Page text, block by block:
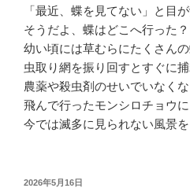
「最近、蝶を見てない」と目が
そうだよ、蝶はどこへ行った？
幼い頃には草むらにたくさんの
虫取り網を振り回すとすぐに捕
農薬や殺虫剤のせいでいなく
飛んで行ったモンシロチョウ
今では滅多に見られない風景を
投
2026年5月16日